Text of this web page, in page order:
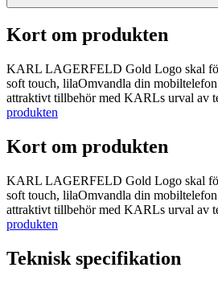
Kort om produkten
KARL LAGERFELD Gold Logo skal
soft touch, lilaOmvandla din
attraktivt tillbehör med KARLs urval av
produkten
Kort om produkten
KARL LAGERFELD Gold Logo skal
soft touch, lilaOmvandla din
attraktivt tillbehör med KARLs urval av
produkten
Teknisk specifikation